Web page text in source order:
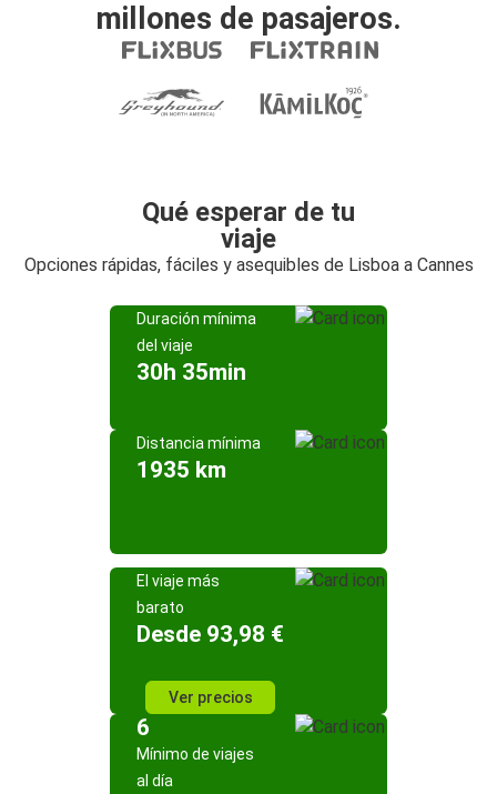
millones de pasajeros.
Qué esperar de tu
viaje
Opciones rápidas, fáciles y asequibles de Lisboa a Cannes
Duración mínima
del viaje
30h 35min
Distancia mínima
1935 km
El viaje más
barato
Desde 93,98 €
Ver precios
6
Mínimo de viajes
al día